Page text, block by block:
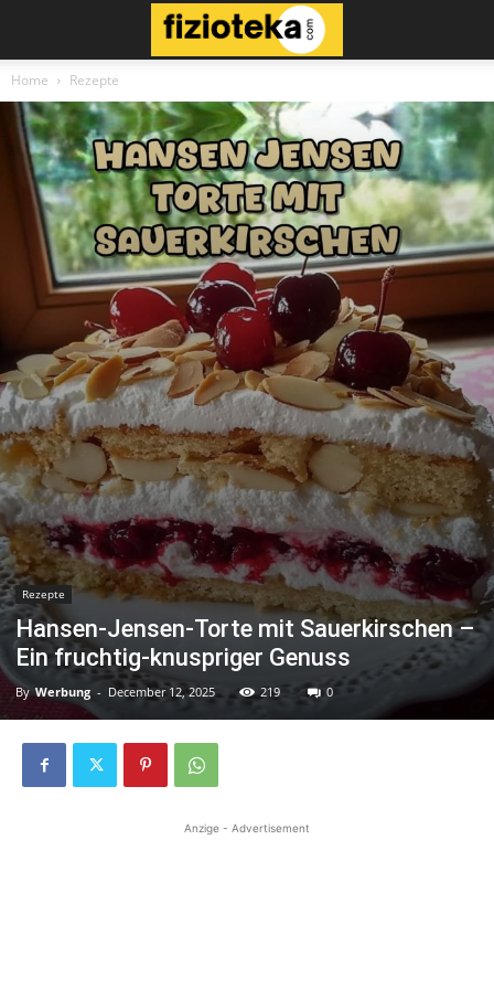
Home Rezepte
Rezepte
Hansen-Jensen-Torte mit Sauerkirschen –
Ein fruchtig-knuspriger Genuss
By Werbung - December 12, 2025 219 0
Anzige - Advertisement